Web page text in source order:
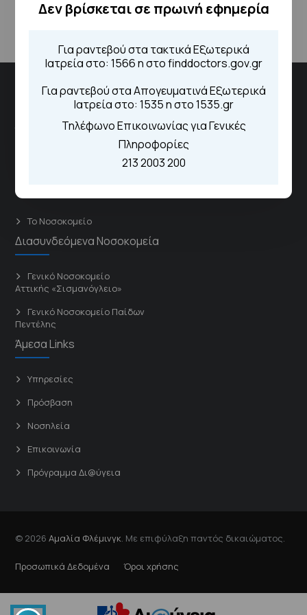
Δεν βρίσκεται σε πρωινή εφημερία
Για ραντεβού στα τακτικά Εξωτερικά
Ιατρεία στο: 1566 η στο finddoctors.gov.gr
Για ραντεβού στα Απογευματινά Εξωτερικά
Ιατρεία στο: 1535 η στο 1535.gr
Τηλέφωνο Επικοινωνίας για Γενικές
Πληροφορίες
213 2003 200
Νοσοκομειακή Μονάδα "Αμαλία Φλέμιγκ"
Το νοσοκομείο αποτελεί έναν δυναμικό και ουσιαστικό
πυλώνα του Εθνικού Συστήματος Υγείας, παρέχοντας
ολοκληρωμένες υπηρεσίες πρωτοβάθμιας και
Το Νοσοκομείο
Διασυνδεόμενα Νοσοκομεία
Γενικό Νοσοκομείο
Αττικής «Σισμανόγλειο»
Γενικό Νοσοκομείο Παίδων
Πεντέλης
Άμεσα Links
Υπηρεσίες
Πρόσβαση
Νοσηλεία
Επικοινωνία
Πρόγραμμα Δι@ύγεια
© 2026Αμαλία Φλέμινγκ . Με επιφύλαξη παντός δικαιώματος.
Προσωπικά Δεδομένα Όροι χρήσης